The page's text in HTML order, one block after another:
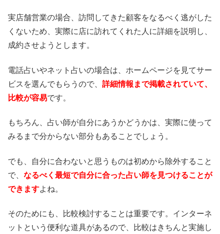
実店舗営業の場合、訪問してきた顧客をなるべく逃がした
くないため、実際に店に訪れてくれた人に詳細を説明し、
成約させようとします。
電話占いやネット占いの場合は、ホームページを見てサー
ビスを選んでもらうので、 詳細情報まで掲載されていて、
比較が容易です。
もちろん、占い師が自分にあうかどうかは、実際に使って
みるまで分からない部分もあることでしょう。
でも、自分に合わないと思うものは初めから除外すること
で、 なるべく最短で自分に合った占い師を見つけることが
できますよね。
そのためにも、比較検討することは重要です。インターネ
ットという便利な道具があるので、比較はきちんと実施し